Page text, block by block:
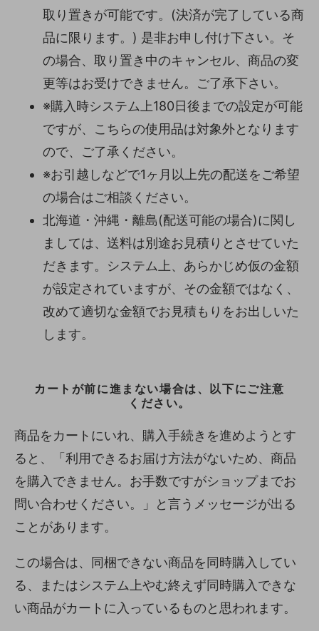
取り置きが可能です。(決済が完了している商
品に限ります。) 是非お申し付け下さい。そ
の場合、取り置き中のキャンセル、商品の変
更等はお受けできません。ご了承下さい。
※購入時システム上180日後までの設定が可能
ですが、こちらの使用品は対象外となります
ので、ご了承ください。
※お引越しなどで1ヶ月以上先の配送をご希望
の場合はご相談ください。
北海道・沖縄・離島(配送可能の場合)に関し
ましては、送料は別途お見積りとさせていた
だきます。システム上、あらかじめ仮の金額
が設定されていますが、その金額ではなく、
改めて適切な金額でお見積もりをお出しいた
します。
カートが前に進まない場合は、以下にご注意
ください。
商品をカートにいれ、購入手続きを進めようとす
ると、「利用できるお届け方法がないため、商品
を購入できません。お手数ですがショップまでお
問い合わせください。」と言うメッセージが出る
ことがあります。
この場合は、同梱できない商品を同時購入してい
る、またはシステム上やむ終えず同時購入できな
い商品がカートに入っているものと思われます。